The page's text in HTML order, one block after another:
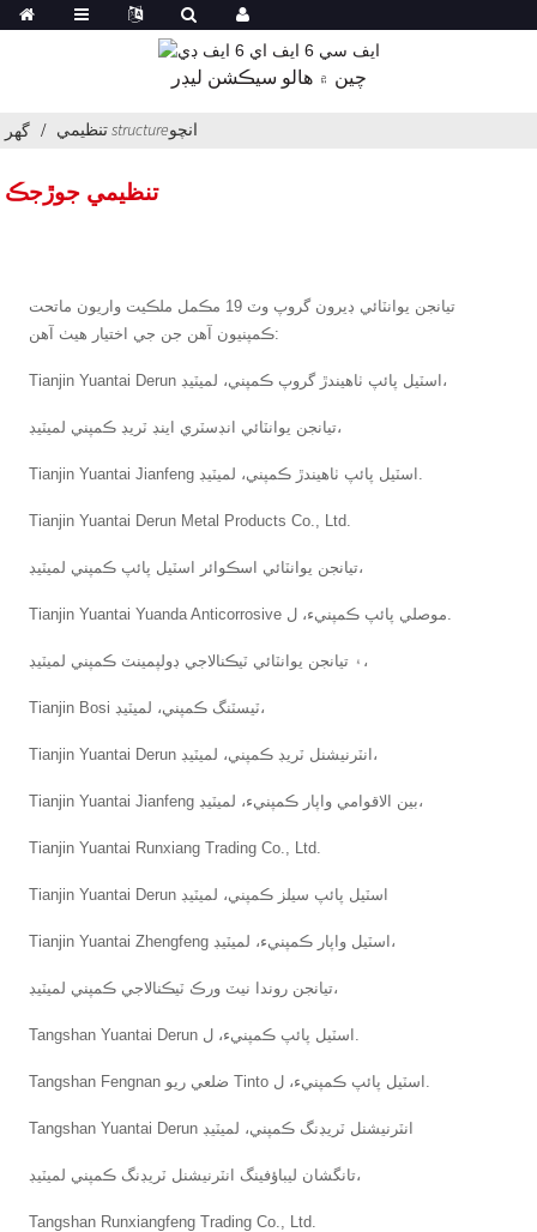
چين ۾ هالو سيڪشن ليڊر
گھر تنظيمي structureانچو
تنظيمي جوڙجڪ
تيانجن يوانٽائي ڊيرون گروپ وٽ 19 مڪمل ملڪيت واريون ماتحت
ڪمپنيون آهن جن جي اختيار هيٺ آهن:
Tianjin Yuantai Derun اسٽيل پائپ ٺاهيندڙ گروپ ڪمپني، لميٽيڊ،
تيانجن يوانٽائي انڊسٽري اينڊ ٽريڊ ڪمپني لميٽيڊ،
Tianjin Yuantai Derun Metal Products Co., Ltd.
تيانجن يوانٽائي اسڪوائر اسٽيل پائپ ڪمپني لميٽيڊ،
۽ تيانجن يوانٽائي ٽيڪنالاجي ڊولپمينٽ ڪمپني لميٽيڊ،
Tianjin Bosi ٽيسٽنگ ڪمپني، لميٽيڊ،
Tianjin Yuantai Derun انٽرنيشنل ٽريڊ ڪمپني، لميٽيڊ،
Tianjin Yuantai Jianfeng بين الاقوامي واپار ڪمپنيء، لميٽيڊ،
Tianjin Yuantai Runxiang Trading Co., Ltd.
Tianjin Yuantai Derun اسٽيل پائپ سيلز ڪمپني، لميٽيڊ
Tianjin Yuantai Zhengfeng اسٽيل واپار ڪمپنيء، لميٽيڊ،
تيانجن روندا نيٽ ورڪ ٽيڪنالاجي ڪمپني لميٽيڊ،
Tangshan Yuantai Derun انٽرنيشنل ٽريڊنگ ڪمپني، لميٽيڊ
تانگشان ليباؤفينگ انٽرنيشنل ٽريڊنگ ڪمپني لميٽيڊ،
Tangshan Runxiangfeng Trading Co., Ltd.